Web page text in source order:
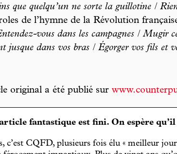
que quelqu’un ne sorte la guillotine /
de l’hymne de la Révolution
vous dans les campagnes / Mugir
jusque dans vos bras / Égorger vos fils et
original a été publié sur
fantastique est fini. On espère
c’est CQFD, plusieurs fois élu « meilleur